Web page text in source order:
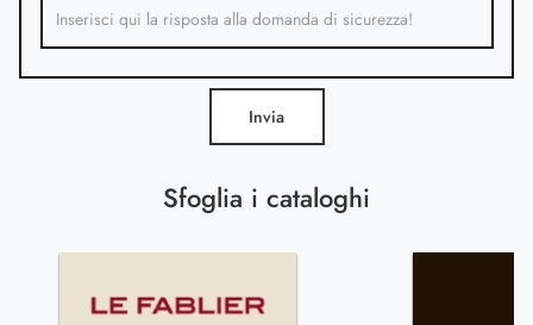
Sfoglia i cataloghi
Invia